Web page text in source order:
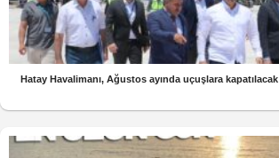
Hatay Havalimanı, Ağustos ayında uçuşlara kapatılacak